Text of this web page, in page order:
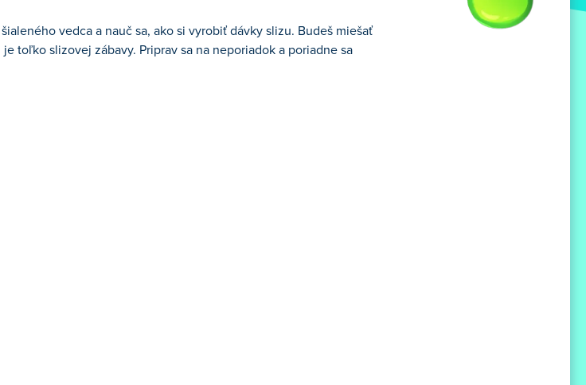
vedca a nauč sa, ako si vyrobiť dávky slizu. Budeš miešať
toľko slizovej zábavy. Priprav sa na neporiadok a poriadne sa